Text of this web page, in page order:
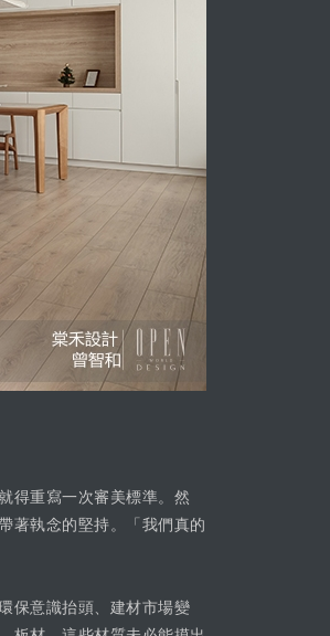
得重寫一次審美標準。然
著執念的堅持。「我們真的
保意識抬頭、建材市場變